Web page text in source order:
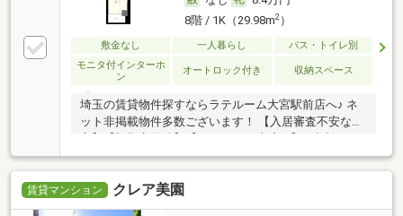
8階 / 1K（29.98m2）
敷金なし 一人暮らし
バス・トイレ別
モニタ付インターホ
ン
オートロック付き 収納スペース
埼玉の賃貸物件探すならラテルーム大宮駅前店へ♪ ネ
ット非掲載物件多数ございます！ 【入居審査不安な
さい！！ ※仲介手数料無料 『ご来店初めてのお客様・
当物件を契約に限る』
賃貸マンション クレア美園